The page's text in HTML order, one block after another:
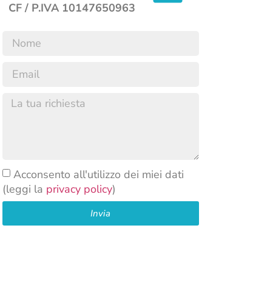
CF / P.IVA 10147650963
Acconsento all'utilizzo dei miei dati
(leggi la privacy policy)
Invia